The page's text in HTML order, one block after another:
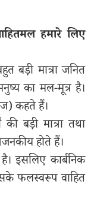
हमारे लिए
बड़ी मात्रा जनित
का मल-मूत्र है।
कहते हैं।
बड़ी मात्रा तथा
होते हैं।
इसलिए कार्बनिक
फलस्वरूप वाहित